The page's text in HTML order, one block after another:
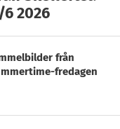
2026
från
fredagen